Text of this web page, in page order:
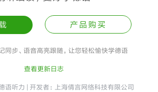
产品购买
同步、语音高亮跟随，让您轻松愉快学德语
查看更新日志
语听力 | 开发者：上海倩言网络科技有限公司